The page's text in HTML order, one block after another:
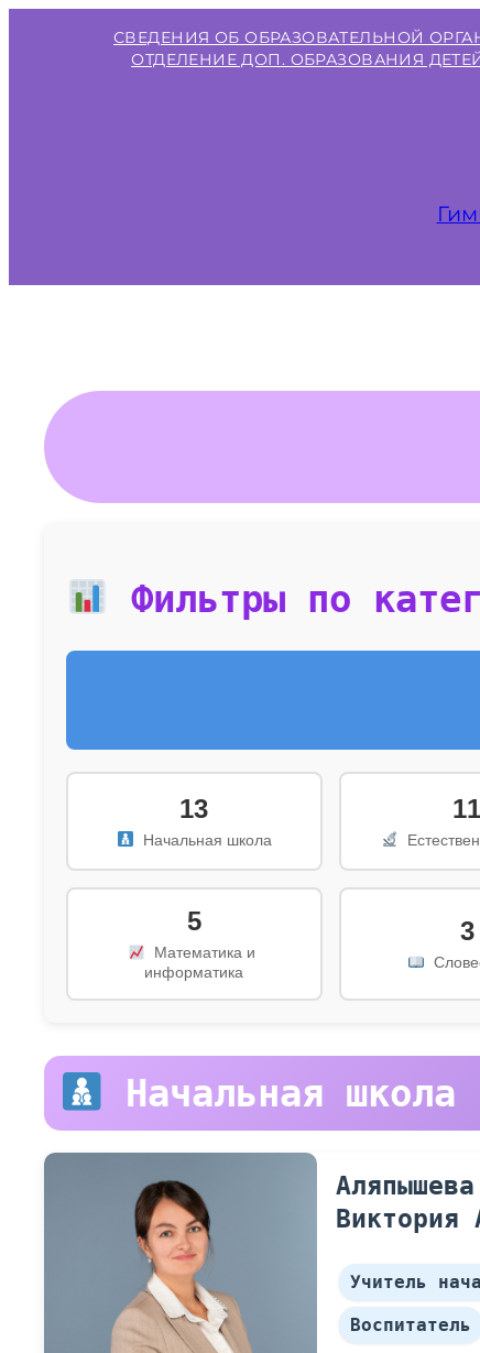
СВЕДЕНИЯ ОБ ОБРАЗОВАТЕЛЬНОЙ
ОТДЕЛЕНИЕ ДОП. ОБРАЗОВАНИЯ
Фильтры по
13
  Начальная школа
11
5
  Математика и
информатика
3
Начальная школа
Аляпышева
Виктория
Учитель
Воспитатель